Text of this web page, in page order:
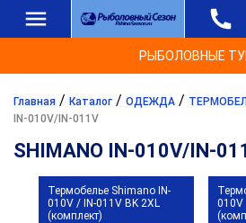
РЫБОЛОВНЫЕ
Главная / Каталог / ОДЕЖДА /
IN-010V/IN-011V
SHIMANO IN-010V/IN-
Термобелье Shimano IN-
010V / IN-011V BK 2XL
(комплект)
010V